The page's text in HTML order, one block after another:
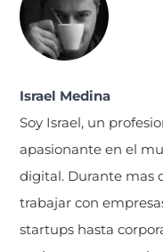
Israel Medina
Soy Israel, un
apasionante en el
digital. Durante mas
trabajar con
startups hasta